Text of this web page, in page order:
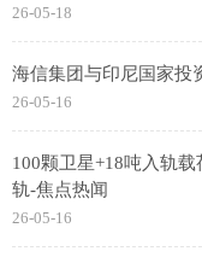
26-05-18
海信集团与印尼国家投
26-05-16
100颗卫星+18吨入轨
轨-焦点热闻
26-05-16